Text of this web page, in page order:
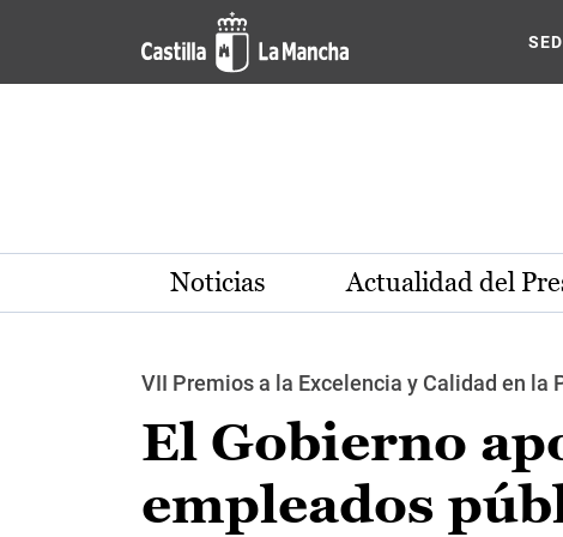
Pasar al contenido principal
Noticias Actualidad del
VII Premios a la Excelencia y Calidad en
El Gobierno
empleados